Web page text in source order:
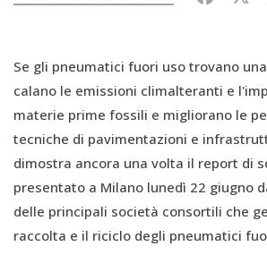
Se gli pneumatici fuori uso trovano
calano le emissioni climalteranti e
materie prime fossili e migliorano le
tecniche di pavimentazioni e
dimostra ancora una volta il report di
presentato a Milano lunedì 22 giugno
delle principali società consortili che
raccolta e il riciclo degli pneumatici